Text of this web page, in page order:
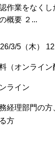
作業をなく
概要 ２...
3/5（木）
（オンライン
ライン
経理部門の
方